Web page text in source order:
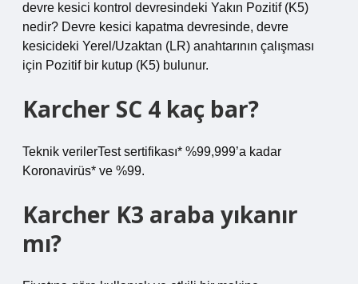
devre kesici kontrol devresindeki Yakın Pozitif (K5)
nedir? Devre kesici kapatma devresinde, devre
kesicideki Yerel/Uzaktan (LR) anahtarının çalışması
için Pozitif bir kutup (K5) bulunur.
Karcher SC 4 kaç bar?
Teknik verilerTest sertifikası* %99,999’a kadar
Koronavirüs* ve %99.
Karcher K3 araba yıkanır
mı?